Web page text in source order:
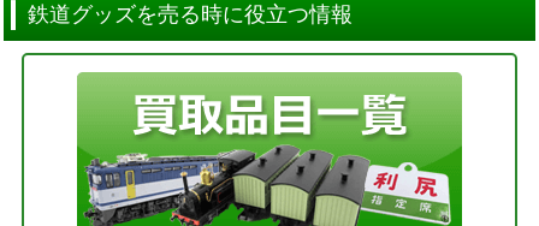
鉄道グッズを売る時に役立つ情報